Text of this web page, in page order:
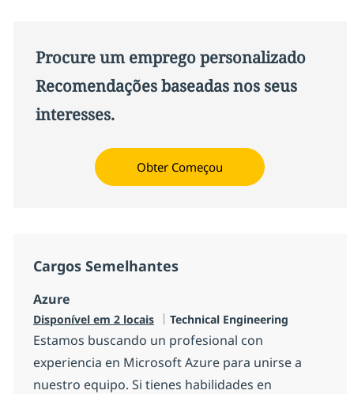
Procure um emprego personalizado
Recomendações baseadas nos seus
interesses.
Obter Começou
Cargos Semelhantes
Azure
Disponível em 2 locais Categoria
Technical Engineering
Estamos buscando un profesional con
experiencia en Microsoft Azure para unirse a
nuestro equipo. Si tienes habilidades en